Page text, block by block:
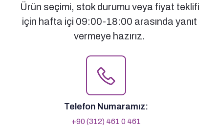
Ürün seçimi, stok durumu veya fiyat teklifi
için hafta içi 09:00-18:00 arasında yanıt
vermeye hazırız.
Telefon Numaramız:
+90 (312) 461 0 461